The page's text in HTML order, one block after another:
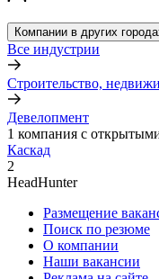
Компании в других
Все индустрии
Строительство,
Девелопмент
1 компания с
Каскад
2
HeadHunter
Размещение
Поиск по резюме
О компании
Наши вакансии